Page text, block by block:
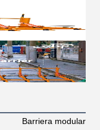
Barriera modulare